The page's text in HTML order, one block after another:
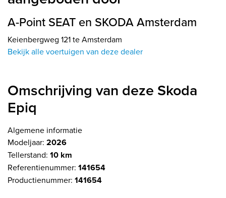
A-Point SEAT en SKODA Amsterdam
Keienbergweg 121 te Amsterdam
Bekijk alle voertuigen van deze dealer
Omschrijving van deze Skoda
Epiq
Algemene informatie
Modeljaar: 2026
Tellerstand: 10 km
Referentienummer: 141654
Productienummer: 141654